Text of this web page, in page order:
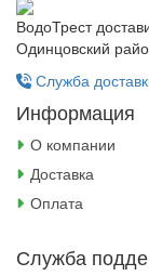
ВодоТрест
Одинцовский
Служба
Информация
О компании
Доставка
Оплата
Служба